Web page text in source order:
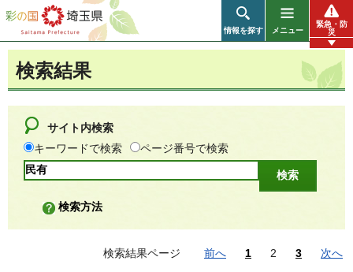
彩の国 埼玉県
情報を探す メニュー
緊急・防
災
検索結果
サイト内検索
キーワードで検索
ページ番号で検索
検索方法
検索結果ページ 前へ 1 2 3 次へ